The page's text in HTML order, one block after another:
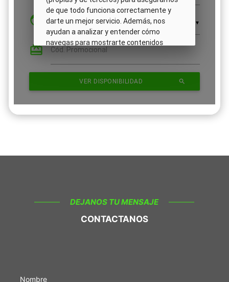
DEJANOS TU MENSAJE
CONTACTANOS